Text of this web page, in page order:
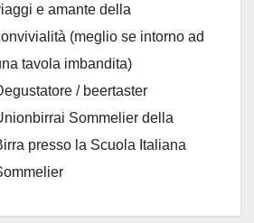
e amante della
(meglio se intorno ad
tavola imbandita)
/ beertaster
Sommelier della
presso la Scuola Italiana